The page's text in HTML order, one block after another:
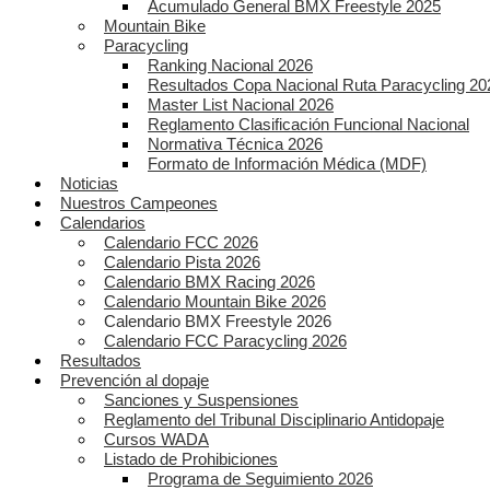
Acumulado General BMX Freestyle 2025
Mountain Bike
Paracycling
Ranking Nacional 2026
Resultados Copa Nacional Ruta Paracycling
Master List Nacional 2026
Reglamento Clasificación Funcional Nacional
Normativa Técnica 2026
Formato de Información Médica (MDF)
Noticias
Nuestros Campeones
Calendarios
Calendario FCC 2026
Calendario Pista 2026
Calendario BMX Racing 2026
Calendario Mountain Bike 2026
Calendario BMX Freestyle 2026
Calendario FCC Paracycling 2026
Resultados
Prevención al dopaje
Sanciones y Suspensiones
Reglamento del Tribunal Disciplinario Antidopaje
Cursos WADA
Listado de Prohibiciones
Programa de Seguimiento 2026